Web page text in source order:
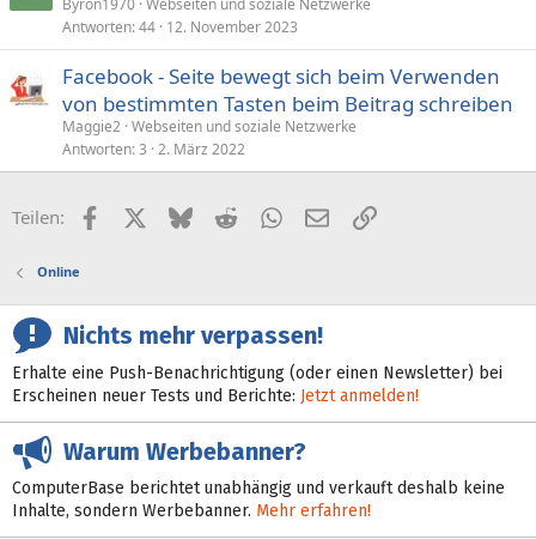
Byron1970 Webseiten und soziale Netzwerke
Antworten 44 12. November 2023
Facebook - Seite bewegt sich beim Verwenden
von bestimmten Tasten beim Beitrag schreiben
Maggie2 Webseiten und soziale Netzwerke
Antworten 3 2. März 2022
Teilen: FacebookX (Twitter)
BlueskyRedditWhatsApp
E-MailLink
Online
Nichts mehr verpassen!
Erhalte eine Push-Benachrichtigung (oder einen Newsletter) bei
Erscheinen neuer Tests und Berichte: Jetzt anmelden!
Warum Werbebanner?
ComputerBase berichtet unabhängig und verkauft deshalb keine
Inhalte, sondern Werbebanner. Mehr erfahren!